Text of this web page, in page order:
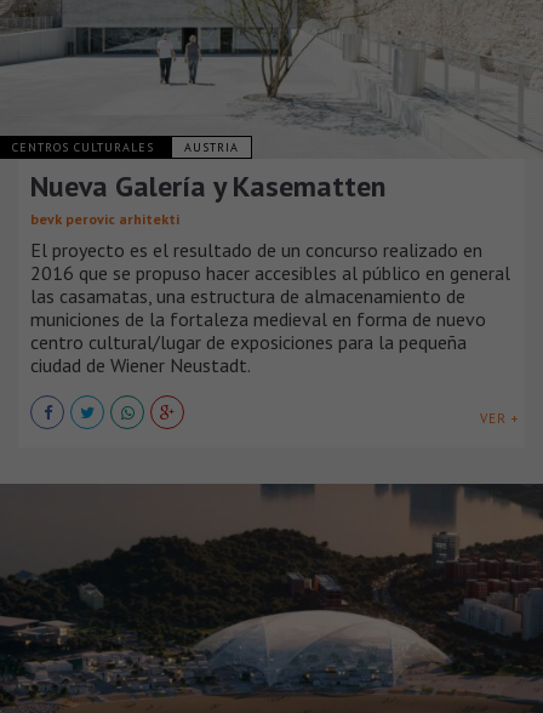
CENTROS CULTURALES AUSTRIA
Nueva Galería y Kasematten
bevk perovic arhitekti
El proyecto es el resultado de un concurso realizado en
2016 que se propuso hacer accesibles al público en general
las casamatas, una estructura de almacenamiento de
municiones de la fortaleza medieval en forma de nuevo
centro cultural/lugar de exposiciones para la pequeña
ciudad de Wiener Neustadt.
VER +